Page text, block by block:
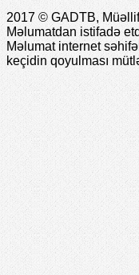
2017 © GADTB,
Məlumatdan istifadə
Məlumat internet
keçidin qoyulması